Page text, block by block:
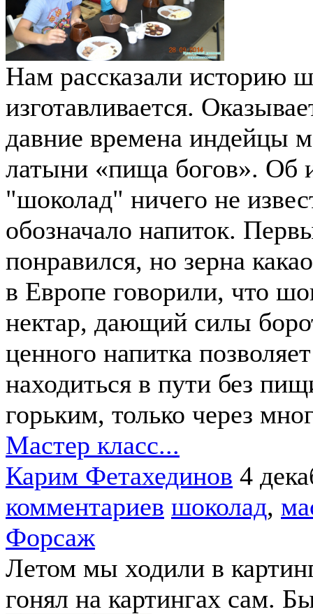
Нам рассказали историю
изготавливается.
давние времена индейцы
латыни «пища богов». Об
"шоколад" ничего не
обозначало напиток.
понравился, но зерна
в Европе говорили, что
нектар, дающий силы
ценного напитка
находиться в пути без
горьким, только через
Мастер класс...
Карим Фетахединов 4
комментариев шоколад,
Форсаж
Летом мы ходили в
гонял на картингах сам.